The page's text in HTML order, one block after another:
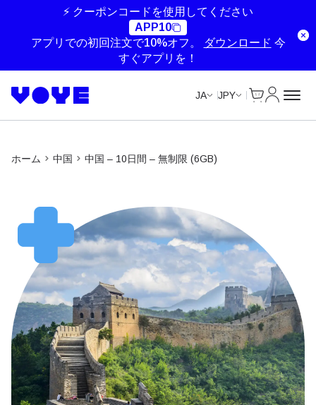
⚡ クーポンコードを使用してください
APP10
アプリでの初回注文で10%オフ。
ダウンロード 今
すぐアプリを！
JA JPY
ホーム 中国 中国 – 10日間 – 無制限 (6GB)
Unlimited Data
Unlimited Data
Unlimited Data
Unlimited Data